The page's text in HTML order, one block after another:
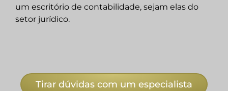
um escritório de contabilidade, sejam elas do
setor jurídico.
Tirar dúvidas com um especialista